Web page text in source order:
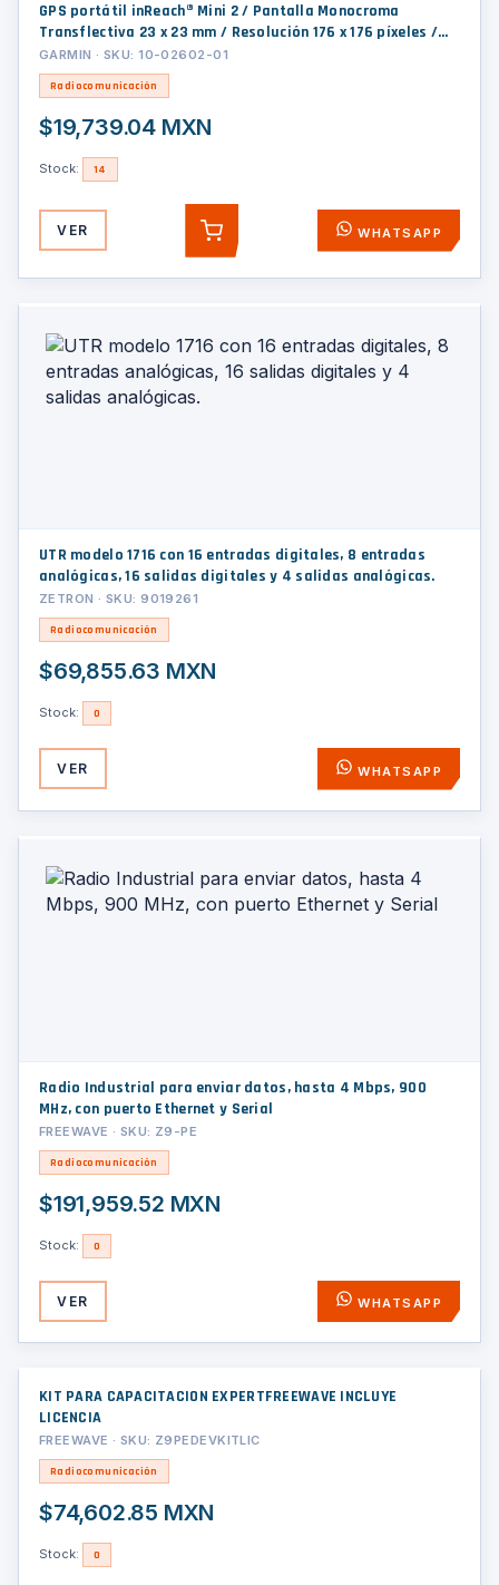
GPS portátil inReach® Mini 2 / Pantalla Monocroma
Transflectiva 23 x 23 mm / Resolución 176 x 176 píxeles /
Batería Recargable de Iones de Litio / Autonomía Hasta 14
Días / Resistencia al Agua IPX7 / Conectivi
GARMIN · SKU: 10-02602-01
Radiocomunicación
$19,739.04 MXN
Stock: 14
VER AGREGAR WHATSAPP
UTR modelo 1716 con 16 entradas digitales, 8 entradas
analógicas, 16 salidas digitales y 4 salidas analógicas.
ZETRON · SKU: 9019261
Radiocomunicación
$69,855.63 MXN
Stock: 0
VER WHATSAPP
Radio Industrial para enviar datos, hasta 4 Mbps, 900
MHz, con puerto Ethernet y Serial
FREEWAVE · SKU: Z9-PE
Radiocomunicación
$191,959.52 MXN
Stock: 0
VER WHATSAPP
KIT PARA CAPACITACION EXPERTFREEWAVE INCLUYE
LICENCIA
FREEWAVE · SKU: Z9PEDEVKITLIC
Radiocomunicación
$74,602.85 MXN
Stock: 0